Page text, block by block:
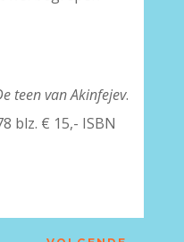
teen van Akinfejev.
blz. € 15,- ISBN